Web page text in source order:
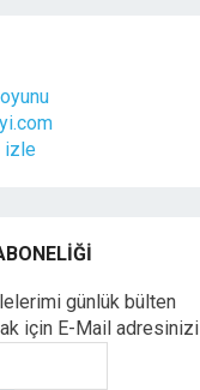
izle
günlük bülten
için E-Mail adresinizi